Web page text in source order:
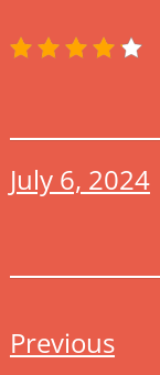
July 6, 2024
Previous